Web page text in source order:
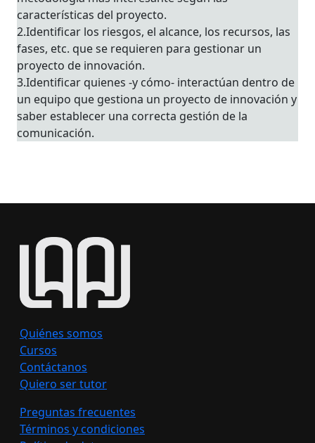
características del proyecto.
2.Identificar los riesgos, el alcance, los recursos, las
fases, etc. que se requieren para gestionar un
proyecto de innovación.
3.Identificar quienes -y cómo- interactúan dentro de
un equipo que gestiona un proyecto de innovación y
saber establecer una correcta gestión de la
comunicación.
Quiénes somos
Cursos
Contáctanos
Quiero ser tutor
Preguntas frecuentes
Términos y condiciones